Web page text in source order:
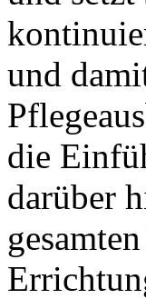
und
die
darüber